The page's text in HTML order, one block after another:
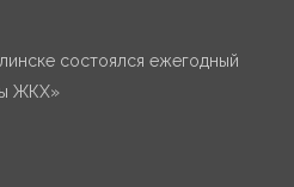
состоялся ежегодный
ЖКХ»